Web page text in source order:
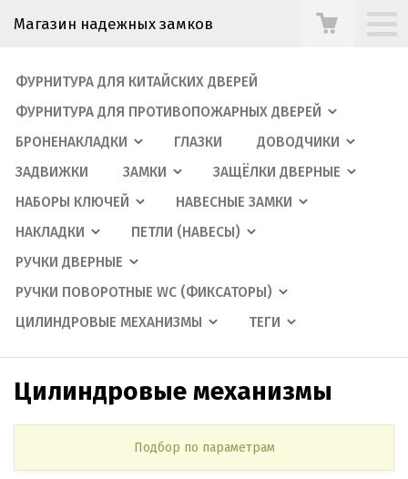
Магазин надежных замков
ФУРНИТУРА ДЛЯ КИТАЙСКИХ ДВЕРЕЙ
ФУРНИТУРА ДЛЯ ПРОТИВОПОЖАРНЫХ ДВЕРЕЙ
БРОНЕНАКЛАДКИ
ГЛАЗКИ
ДОВОДЧИКИ
ЗАДВИЖКИ
ЗАМКИ
ЗАЩЁЛКИ ДВЕРНЫЕ
НАБОРЫ КЛЮЧЕЙ
НАВЕСНЫЕ ЗАМКИ
НАКЛАДКИ
ПЕТЛИ (НАВЕСЫ)
РУЧКИ ДВЕРНЫЕ
РУЧКИ ПОВОРОТНЫЕ WC (ФИКСАТОРЫ)
ЦИЛИНДРОВЫЕ МЕХАНИЗМЫ
ТЕГИ
Цилиндровые механизмы
Подбор по параметрам